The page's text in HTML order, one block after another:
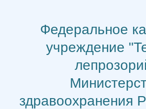
содержимомуФедеральное
учреждение
здравоохранения